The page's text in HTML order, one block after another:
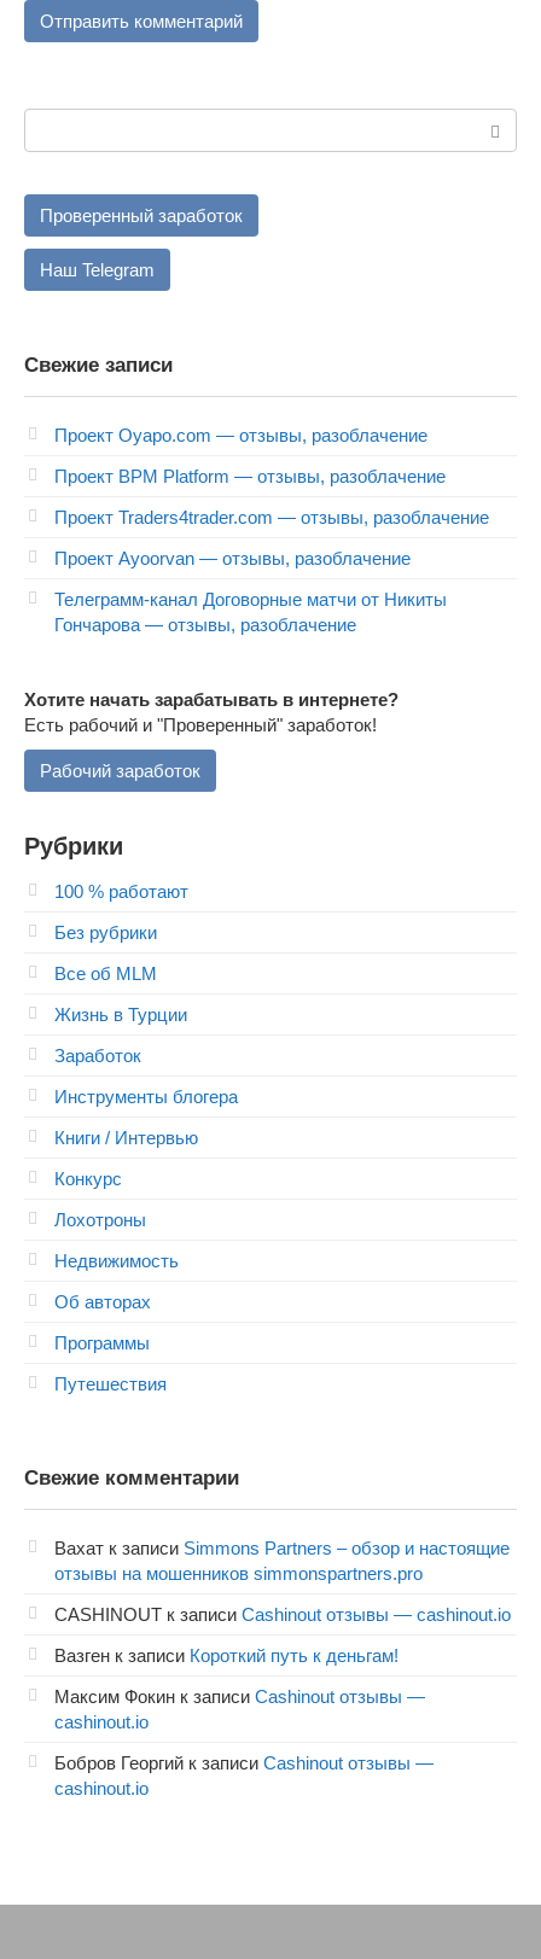
Проверенный заработок
Наш Telegram
Свежие записи
Проект Oyapo.com — отзывы, разоблачение
Проект BPM Platform — отзывы, разоблачение
Проект Traders4trader.com — отзывы, разоблачение
Проект Ayoorvan — отзывы, разоблачение
Телеграмм-канал Договорные матчи от Никиты
Гончарова — отзывы, разоблачение
Хотите начать зарабатывать в интернете?
Есть рабочий и "Проверенный" заработок!
Рабочий заработок
Рубрики
100 % работают
Без рубрики
Все об MLM
Жизнь в Турции
Заработок
Инструменты блогера
Книги / Интервью
Конкурс
Лохотроны
Недвижимость
Об авторах
Программы
Путешествия
Свежие комментарии
Вахат к записи Simmons Partners – обзор и настоящие
отзывы на мошенников simmonspartners.pro
CASHINOUT к записи Cashinout отзывы — cashinout.io
Вазген к записи Короткий путь к деньгам!
Максим Фокин к записи Cashinout отзывы —
cashinout.io
Бобров Георгий к записи Cashinout отзывы —
cashinout.io